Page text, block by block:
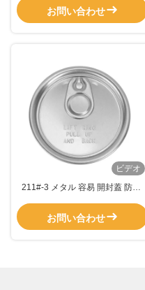
ズされています
お問い合わせ
ビデオ
211#-3 メタル 容易 開封蓋 防水
お問い合わせ